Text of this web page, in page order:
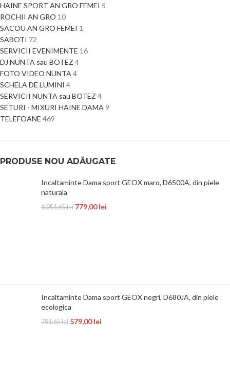
HAINE SPORT AN GRO FEMEI 5
ROCHII AN GRO 10
SACOU AN GRO FEMEI 1
SABOTI 72
SERVICII EVENIMENTE 16
DJ NUNTA sau BOTEZ 4
FOTO VIDEO NUNTA 4
SCHELA DE LUMINI 4
SERVICII NUNTA sau BOTEZ 4
SETURI - MIXURI HAINE DAMA 9
TELEFOANE 469
PRODUSE NOU ADĂUGATE
Incaltaminte Dama sport GEOX maro, D6500A, din piele
naturala
1.051,65lei 779,00lei
Incaltaminte Dama sport GEOX negri, D680JA, din piele
ecologica
781,65lei 579,00lei